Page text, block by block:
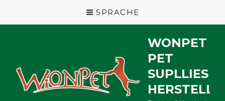
SPRACHE
WONPET
PET
SUPLLIES